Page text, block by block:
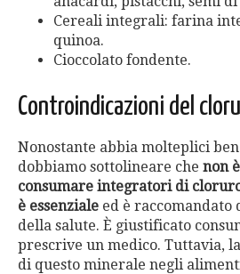
Cereali integrali: farina
quinoa.
Cioccolato fondente.
Controindicazioni del
Nonostante abbia molteplici
dobbiamo sottolineare che non
consumare integratori di
è essenziale ed è raccomandato
della salute. È giustificato
prescrive un medico. Tuttavia,
di questo minerale negli